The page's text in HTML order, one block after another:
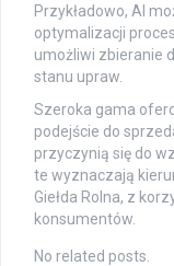
Przykładowo, AI
optymalizacji
umożliwi zbieranie
stanu upraw.
Szeroka gama
podejście do
przyczynią się do
te wyznaczają
Giełda Rolna, z
konsumentów.
No related posts.